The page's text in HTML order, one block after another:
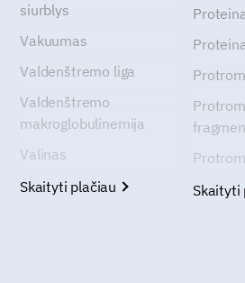
siurblys
Vakuumas
Valdenštremo liga
Valdenštremo
makroglobulinemija
Valinas
Skaityti plačiau
Skaityti